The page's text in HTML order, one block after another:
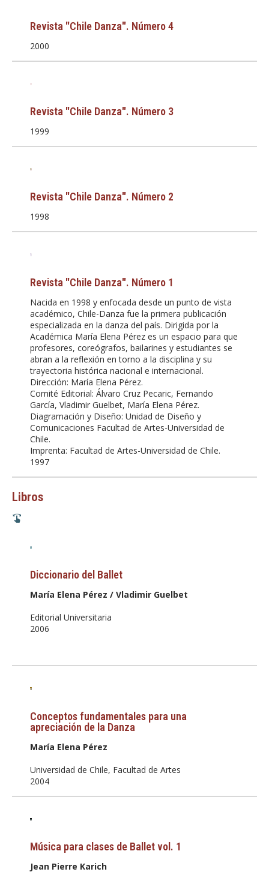
Revista "Chile Danza". Número 4
2000
Revista "Chile Danza". Número 3
1999
Revista "Chile Danza". Número 2
1998
Revista "Chile Danza". Número 1
Nacida en 1998 y enfocada desde un punto de vista
académico, Chile-Danza fue la primera publicación
especializada en la danza del país. Dirigida por la
Académica María Elena Pérez es un espacio para que
profesores, coreógrafos, bailarines y estudiantes se
abran a la reflexión en torno a la disciplina y su
trayectoria histórica nacional e internacional.
Dirección: María Elena Pérez.
Comité Editorial: Álvaro Cruz Pecaric, Fernando
García, Vladimir Guelbet, María Elena Pérez.
Diagramación y Diseño: Unidad de Diseño y
Comunicaciones Facultad de Artes-Universidad de
Chile.
Imprenta: Facultad de Artes-Universidad de Chile.
1997
Libros
Diccionario del Ballet
María Elena Pérez / Vladimir Guelbet
Editorial Universitaria
2006
Conceptos fundamentales para una
apreciación de la Danza
María Elena Pérez
Universidad de Chile, Facultad de Artes
2004
Música para clases de Ballet vol. 1
Jean Pierre Karich